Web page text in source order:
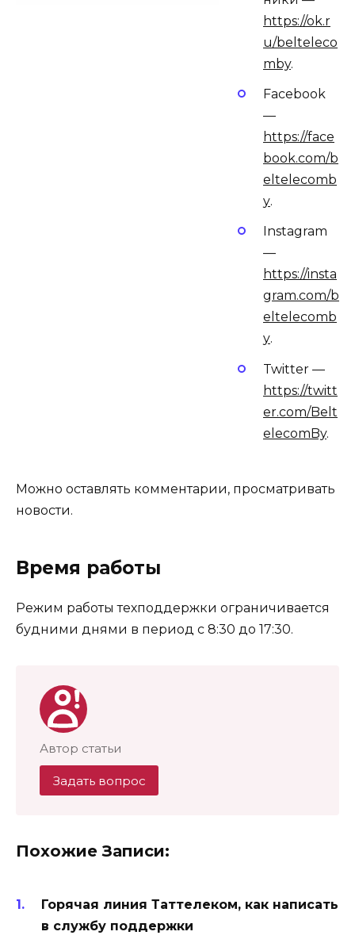
https://ok.r
u/belteleco
mby.
Facebook
—
https://face
book.com/b
eltelecomb
y.
Instagram
—
https://insta
gram.com/b
eltelecomb
y.
Twitter —
https://twitt
er.com/Belt
elecomBy.
Можно оставлять комментарии, просматривать
новости.
Время работы
Режим работы техподдержки ограничивается
будними днями в период с 8:30 до 17:30.
Автор статьи
Задать вопрос
Похожие Записи:
Горячая линия Таттелеком, как написать
в службу поддержки